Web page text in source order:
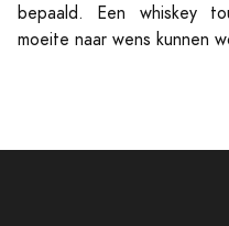
bepaald. Een whiskey
moeite naar wens kunnen